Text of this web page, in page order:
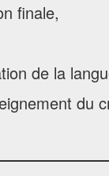
finale,
de la
du